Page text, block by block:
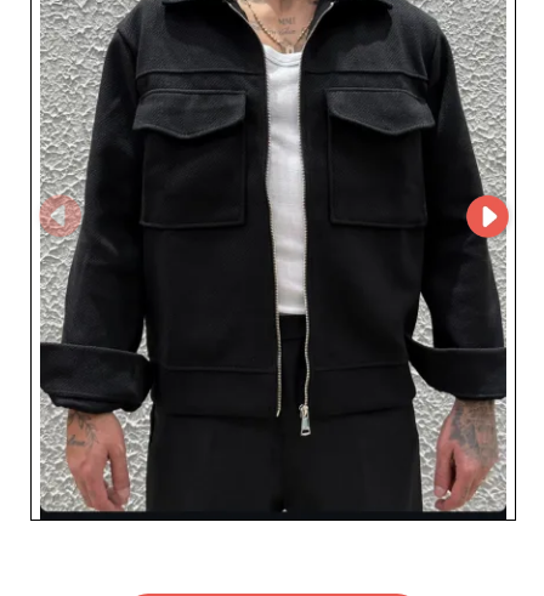
expertise inégalée et d'une compréhension approfondie
des besoins des professionnels de la mode masculine. La
fiabilité est au cœur de notre service ; chaque pièce est
soigneusement sélectionnée pour répondre aux
standards élevés de la mode italienne, assurant ainsi à
vos clients une satisfaction optimale. Bénéficiez des
avantages de notre collaboration avec MicroStore, qui
simplifie l'expérience d'achat en ligne grâce à une
plateforme fluide et intuitive, rendant le processus de
commande aussi simple que rapide. C'est un outil
puissant pour maximiser votre efficacité et rationaliser
vos opérations commerciales. En tant que partenaire
privilégié, Marco Homme se distingue non seulement par
la qualité de ses produits mais aussi par son engagement
envers ses clients. Rejoignez un réseau de distributeurs
satisfaits et laissez Marco Homme propulser votre offre
de vêtements hommes à un niveau supérieur. Faites
confiance à une main-d'œuvre passionnée et
professionnelle pour enrichir votre stock et répondre aux
attentes croissantes de votre clientèle masculine.